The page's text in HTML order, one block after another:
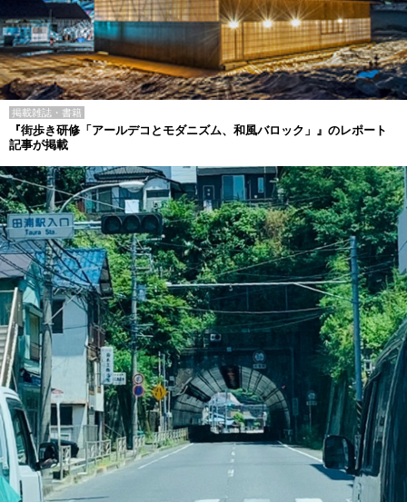
掲載雑誌・書籍
『街歩き研修「アールデコとモダニズム、和風バロック」』のレポート
記事が掲載